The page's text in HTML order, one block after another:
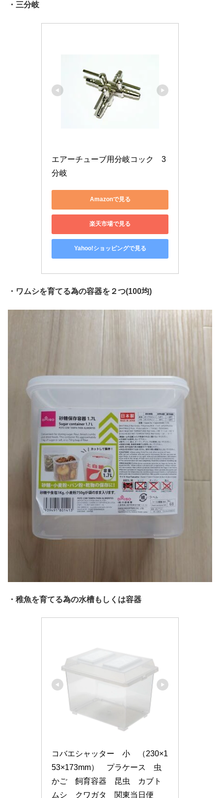
・三分岐
エアーチューブ用分岐コック　3
分岐
Amazonで見る
楽天市場で見る
Yahoo!ショッピングで見る
・ワムシを育てる為の容器を２つ(100均)
・稚魚を育てる為の水槽もしくは容器
コバエシャッター　小　（230×1
53×173mm）　プラケース　虫
かご　飼育容器　昆虫　カブト
ムシ　クワガタ　関東当日便